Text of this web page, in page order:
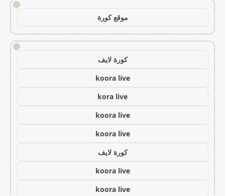
!
موقع كورة
!
كورة لايف
koora live
kora live
koora live
koora live
كورة لايف
koora live
koora live